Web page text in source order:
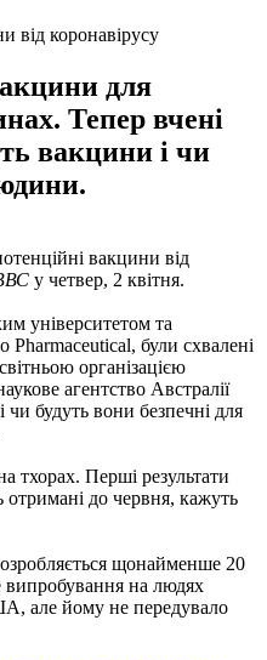
від коронавірусу
для
Тепер вчені
вакцини і чи
вакцини від
у четвер, 2 квітня.
університетом та
були схвалені
організацією
агентство Австралії
будуть вони безпечні для
тхорах. Перші результати
отримані до червня, кажуть
щонайменше 20
на людях
але йому не передувало